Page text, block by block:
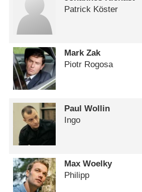
Patrick Köster
Mark Zak
Piotr Rogosa
Paul Wollin
Ingo
Max Woelky
Philipp